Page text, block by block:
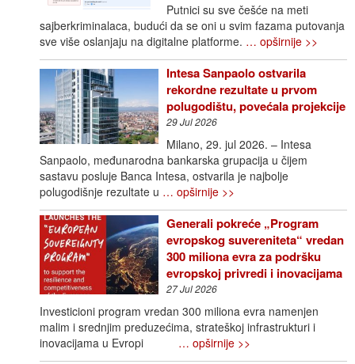
Putnici su sve češće na meti
sajberkriminalaca, budući da se oni u svim fazama putovanja
sve više oslanjaju na digitalne platforme. … opširnije >>
Intesa Sanpaolo ostvarila
rekordne rezultate u prvom
polugodištu, povećala projekcije
29 Jul 2026
Milano, 29. jul 2026. – Intesa
Sanpaolo, međunarodna bankarska grupacija u čijem
sastavu posluje Banca Intesa, ostvarila je najbolje
polugodišnje rezultate u … opširnije >>
Generali pokreće „Program
evropskog suvereniteta“ vredan
300 miliona evra za podršku
evropskoj privredi i inovacijama
27 Jul 2026
Investicioni program vredan 300 miliona evra namenjen
malim i srednjim preduzećima, strateškoj infrastrukturi i
inovacijama u Evropi … opširnije >>